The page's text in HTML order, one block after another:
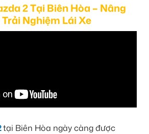
2 Tại Biên Hòa – Nâng
Nghiệm Lái Xe
tại Biên Hòa ngày càng được